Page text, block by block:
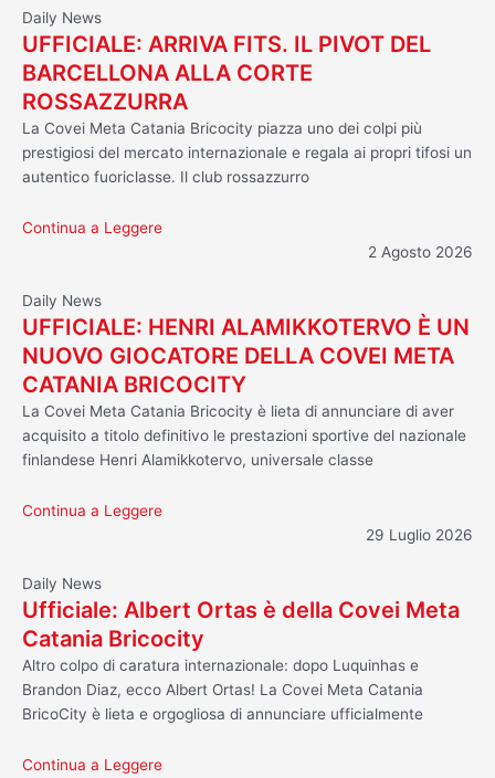
Daily News
UFFICIALE: ARRIVA FITS. IL PIVOT DEL
BARCELLONA ALLA CORTE
ROSSAZZURRA
La Covei Meta Catania Bricocity piazza uno dei colpi più
prestigiosi del mercato internazionale e regala ai propri tifosi un
autentico fuoriclasse. Il club rossazzurro
Continua a Leggere
2 Agosto 2026
Daily News
UFFICIALE: HENRI ALAMIKKOTERVO È UN
NUOVO GIOCATORE DELLA COVEI META
CATANIA BRICOCITY
La Covei Meta Catania Bricocity è lieta di annunciare di aver
acquisito a titolo definitivo le prestazioni sportive del nazionale
finlandese Henri Alamikkotervo, universale classe
Continua a Leggere
29 Luglio 2026
Daily News
Ufficiale: Albert Ortas è della Covei Meta
Catania Bricocity
Altro colpo di caratura internazionale: dopo Luquinhas e
Brandon Diaz, ecco Albert Ortas! La Covei Meta Catania
BricoCity è lieta e orgogliosa di annunciare ufficialmente
Continua a Leggere